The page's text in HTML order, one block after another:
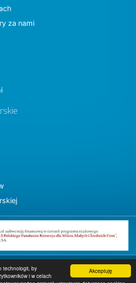
Akceptuję
technologii, by
i w celach
za nami
© 2015 charter.pl
www.charter.pl